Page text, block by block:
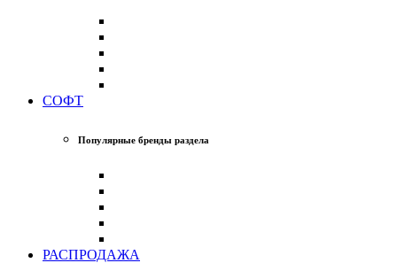
СОФТ
Популярные бренды раздела
РАСПРОДАЖА